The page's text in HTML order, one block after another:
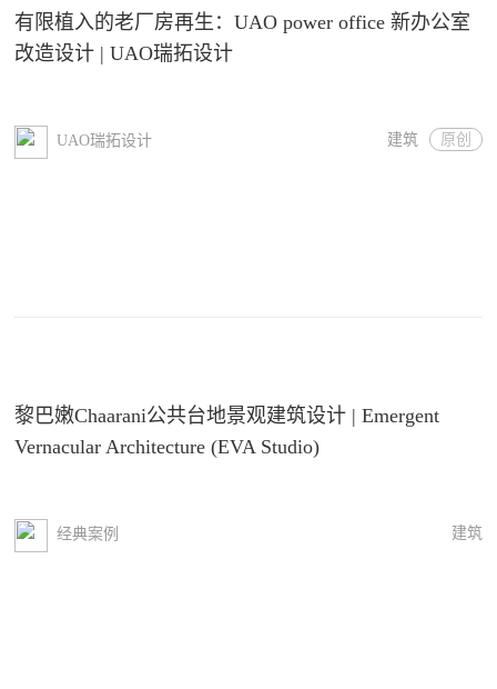
有限植入的老厂房再生：UAO power office 新办公室
改造设计 | UAO瑞拓设计
UAO瑞拓设计 建筑 原创
黎巴嫩Chaarani公共台地景观建筑设计 | Emergent
Vernacular Architecture (EVA Studio)
经典案例 建筑